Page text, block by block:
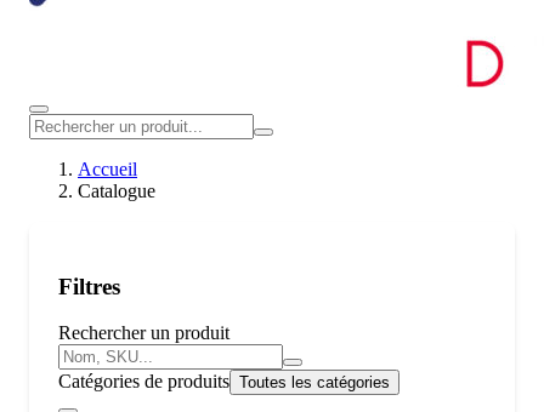
Accueil
Catalogue
Filtres
Rechercher un produit
Catégories de produits Toutes les catégories